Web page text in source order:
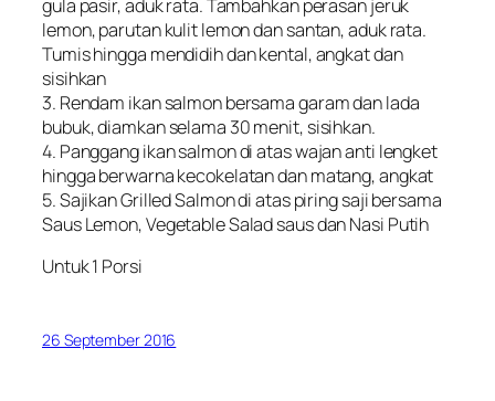
gula pasir, aduk rata. Tambahkan perasan jeruk
lemon, parutan kulit lemon dan santan, aduk rata.
Tumis hingga mendidih dan kental, angkat dan
sisihkan
3. Rendam ikan salmon bersama garam dan lada
bubuk, diamkan selama 30 menit, sisihkan.
4. Panggang ikan salmon di atas wajan anti lengket
hingga berwarna kecokelatan dan matang, angkat
5. Sajikan Grilled Salmon di atas piring saji bersama
Saus Lemon, Vegetable Salad saus dan Nasi Putih
Untuk 1 Porsi
26 September 2016